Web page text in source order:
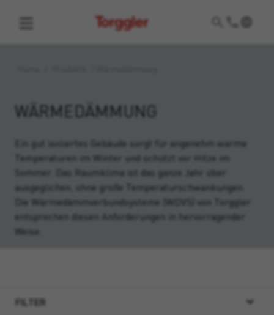
Torggler
WÄRMEDÄMMUNG
Ein gut isoliertes Gebäude sorgt für angenehm warme
Temperaturen im Winter und schützt vor Hitze im
Sommer. Das Raumklima ist das ganze Jahr über
ausgeglichen, ohne große Temperaturschwankungen.
Die Wärmedämmverbundsysteme (WDVS) von Torggler
entsprechen diesen Anforderungen in hervorragender
Weise.
FILTER